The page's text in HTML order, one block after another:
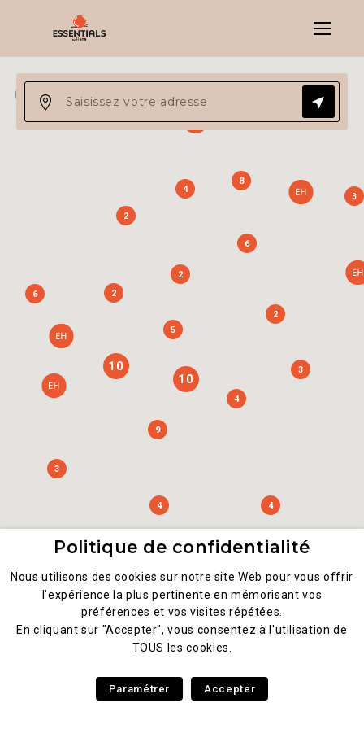
Menu
3
9
8
6
10
6
3
4
10
4
4
5
4
2
2
2
2
3
2
Politique de confidentialité
Nous utilisons des cookies sur notre site Web pour vous offrir
l'expérience la plus pertinente en mémorisant vos
préférences et vos visites répétées.
En cliquant sur "Accepter", vous consentez à l'utilisation de
TOUS les cookies.
Paramétrer Accepter